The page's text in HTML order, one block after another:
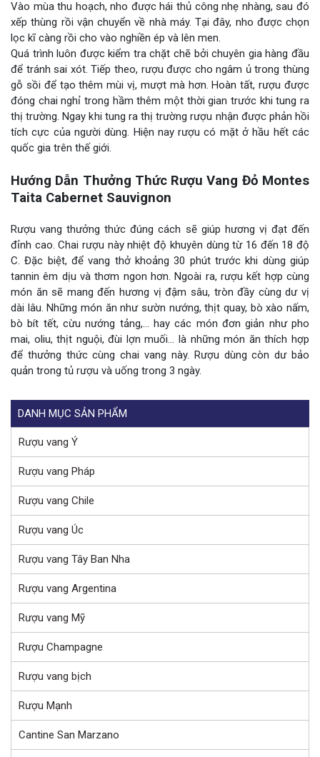
Vào mùa thu hoạch, nho được hái thủ công nhẹ nhàng, sau đó
xếp thùng rồi vận chuyển về nhà máy. Tại đây, nho được chọn
lọc kĩ càng rồi cho vào nghiền ép và lên men.
Quá trình luôn được kiểm tra chặt chẽ bởi chuyên gia hàng đầu
để tránh sai xót. Tiếp theo, rượu được cho ngâm ủ trong thùng
gỗ sồi để tạo thêm mùi vị, mượt mà hơn. Hoàn tất, rượu được
đóng chai nghỉ trong hầm thêm một thời gian trước khi tung ra
thị trường. Ngay khi tung ra thị trường rượu nhận được phản hồi
tích cực của người dùng. Hiện nay rượu có mặt ở hầu hết các
quốc gia trên thế giới.
Hướng Dẫn Thưởng Thức Rượu Vang Đỏ Montes
Taita Cabernet Sauvignon
Rượu vang thưởng thức đúng cách sẽ giúp hương vị đạt đến
đỉnh cao. Chai rượu này nhiệt độ khuyên dùng từ 16 đến 18 độ
C. Đặc biệt, để vang thở khoảng 30 phút trước khi dùng giúp
tannin êm dịu và thơm ngon hơn. Ngoài ra, rượu kết hợp cùng
món ăn sẽ mang đến hương vị đậm sâu, tròn đầy cùng dư vị
dài lâu. Những món ăn như sườn nướng, thịt quay, bò xào nấm,
bò bít tết, cừu nướng tảng,… hay các món đơn giản như pho
mai, oliu, thịt nguội, đùi lợn muối… là những món ăn thích hợp
để thưởng thức cùng chai vang này. Rượu dùng còn dư bảo
quản trong tủ rượu và uống trong 3 ngày.
DANH MỤC SẢN PHẨM
Rượu vang Ý
Rượu vang Pháp
Rượu vang Chile
Rượu vang Úc
Rượu vang Tây Ban Nha
Rượu vang Argentina
Rượu vang Mỹ
Rượu Champagne
Rượu vang bịch
Rượu Mạnh
Cantine San Marzano